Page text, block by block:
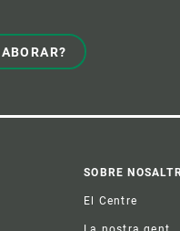
SOBRE
El Centre